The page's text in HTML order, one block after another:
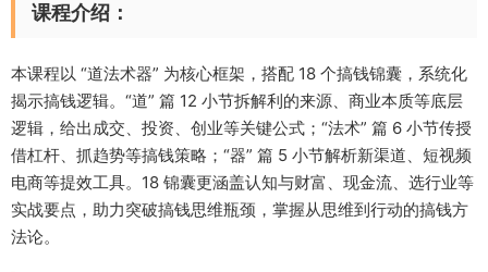
课程介绍：
本课程以 “道法术器” 为核心框架，搭配 18 个搞钱锦囊，系统化
揭示搞钱逻辑。“道” 篇 12 小节拆解利的来源、商业本质等底层
逻辑，给出成交、投资、创业等关键公式；“法术” 篇 6 小节传授
借杠杆、抓趋势等搞钱策略；“器” 篇 5 小节解析新渠道、短视频
电商等提效工具。18 锦囊更涵盖认知与财富、现金流、选行业等
实战要点，助力突破搞钱思维瓶颈，掌握从思维到行动的搞钱方
法论。